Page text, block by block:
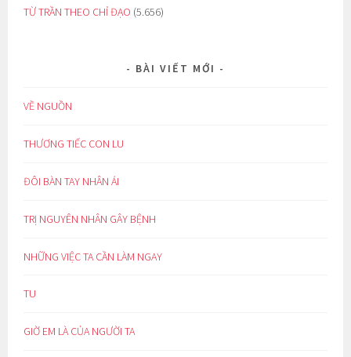
TỪ TRẦN THEO CHỈ ĐẠO (5.656)
BÀI VIẾT MỚI
VỀ NGUỒN
THƯƠNG TIẾC CON LU
ĐÔI BÀN TAY NHÂN ÁI
TRỊ NGUYÊN NHÂN GÂY BỆNH
NHỮNG VIỆC TA CẦN LÀM NGAY
TU
GIỜ EM LÀ CỦA NGƯỜI TA